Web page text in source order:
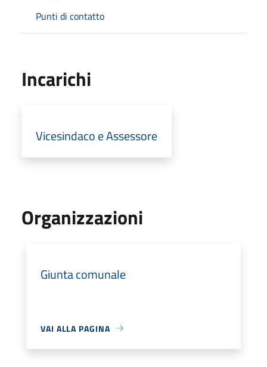
Punti di contatto
Incarichi
Vicesindaco e Assessore
Organizzazioni
Giunta comunale
VAI ALLA PAGINA